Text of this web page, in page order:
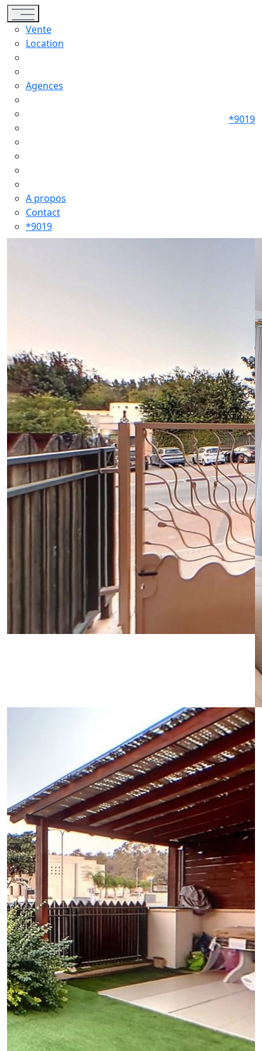
Toggle navigation
Vente
Location
Agences
A propos
Contact
*9019
*9019